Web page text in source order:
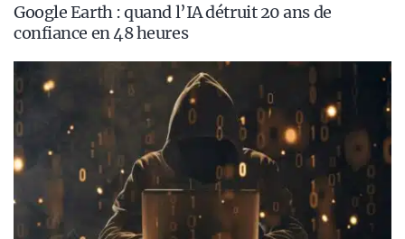
Google Earth : quand l’IA détruit 20 ans de
confiance en 48 heures